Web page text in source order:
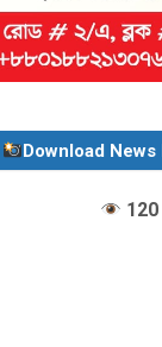
Download
120